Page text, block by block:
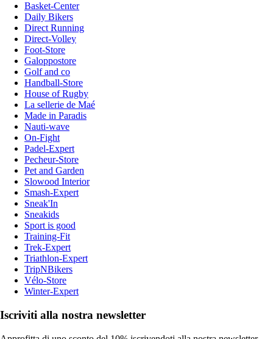
Basket-Center
Daily Bikers
Direct Running
Direct-Volley
Foot-Store
Galoppostore
Golf and co
Handball-Store
House of Rugby
La sellerie de Maé
Made in Paradis
Nauti-wave
On-Fight
Padel-Expert
Pecheur-Store
Pet and Garden
Slowood Interior
Smash-Expert
Sneak'In
Sneakids
Sport is good
Training-Fit
Trek-Expert
Triathlon-Expert
TripNBikers
Vélo-Store
Winter-Expert
Iscriviti alla nostra newsletter